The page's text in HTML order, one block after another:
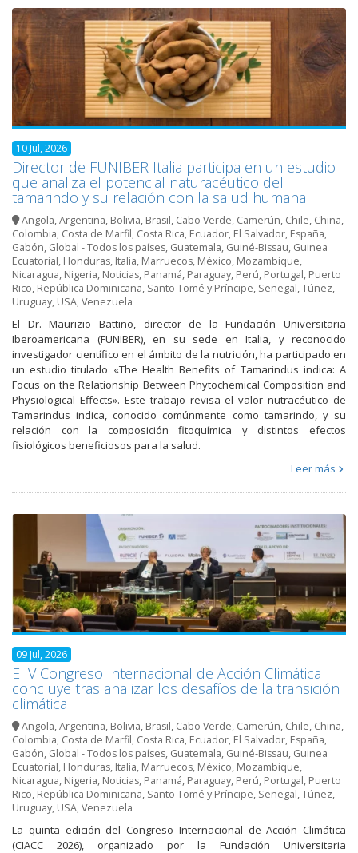
10 Jul, 2026
Director de FUNIBER Italia participa en un estudio
que analiza el potencial naturacéutico del
tamarindo y su relación con la salud humana
Angola,Argentina, Bolivia, Brasil, Cabo Verde, Camerún, Chile, China,
Colombia, Costa de Marfil, Costa Rica, Ecuador, El Salvador, España,
Gabón, Global - Todos los países, Guatemala, Guiné-Bissau, Guinea
Ecuatorial, Honduras, Italia, Marruecos, México, Mozambique,
Nicaragua, Nigeria, Noticias, Panamá, Paraguay, Perú, Portugal, Puerto
Rico, República Dominicana, Santo Tomé y Príncipe, Senegal,Túnez,
Uruguay, USA,Venezuela
El Dr. Maurizio Battino, director de la Fundación Universitaria
Iberoamericana (FUNIBER), en su sede en Italia, y reconocido
investigador científico en el ámbito de la nutrición, ha participado en
un estudio titulado «The Health Benefits of Tamarindus indica: A
Focus on the Relationship Between Phytochemical Composition and
Physiological Effects». Este trabajo revisa el valor nutracéutico de
Tamarindus indica, conocido comúnmente como tamarindo, y su
relación con la composición fitoquímica y distintos efectos
fisiológicos beneficiosos para la salud.
Leer más
09 Jul, 2026
El V Congreso Internacional de Acción Climática
concluye tras analizar los desafíos de la transición
climática
Angola,Argentina, Bolivia, Brasil, Cabo Verde, Camerún, Chile, China,
Colombia, Costa de Marfil, Costa Rica, Ecuador, El Salvador, España,
Gabón, Global - Todos los países, Guatemala, Guiné-Bissau, Guinea
Ecuatorial, Honduras, Italia, Marruecos, México, Mozambique,
Nicaragua, Nigeria, Noticias, Panamá, Paraguay, Perú, Portugal, Puerto
Rico, República Dominicana, Santo Tomé y Príncipe, Senegal,Túnez,
Uruguay, USA,Venezuela
La quinta edición del Congreso Internacional de Acción Climática
(CIACC 2026), organizado por la Fundación Universitaria